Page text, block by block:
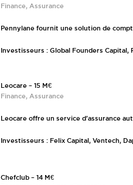
Finance, Assurance
Pennylane fournit une solution de
Investisseurs : Global Founders Capital,
Leocare – 15 M€
Finance, Assurance
Leocare offre un service d’assurance
Investisseurs : Felix Capital, Ventech,
Chefclub – 14 M€